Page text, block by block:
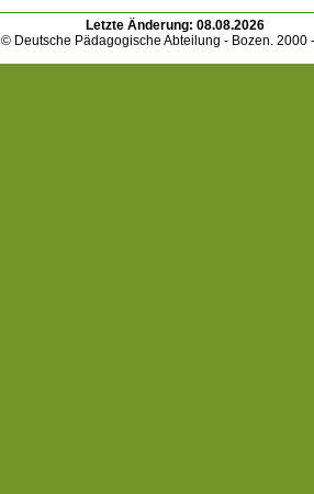
Letzte Änderung: 08.08.2026
© Deutsche Pädagogische Abteilung - Bozen. 2000